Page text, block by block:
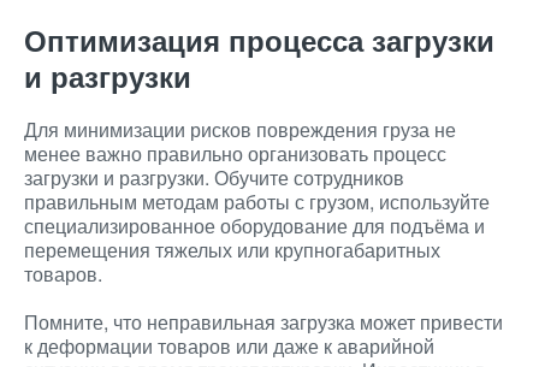
Оптимизация процесса загрузки
и разгрузки
Для минимизации рисков повреждения груза не
менее важно правильно организовать процесс
загрузки и разгрузки. Обучите сотрудников
правильным методам работы с грузом, используйте
специализированное оборудование для подъёма и
перемещения тяжелых или крупногабаритных
товаров.
Помните, что неправильная загрузка может привести
к деформации товаров или даже к аварийной